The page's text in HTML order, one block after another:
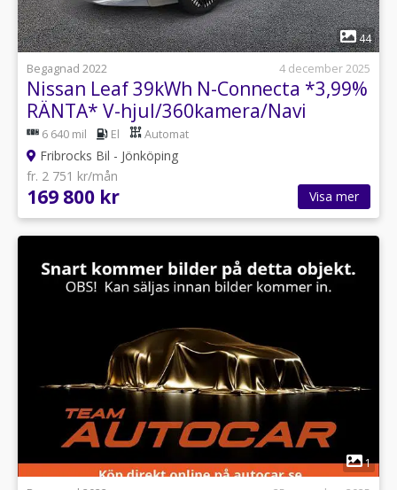
1
44
Begagnad 2022
4 december 2025
Nissan Leaf 39kWh N-Connecta *3,99%
RÄNTA* V-hjul/360kamera/Navi
6 640 mil El Automat
Fribrocks Bil - Jönköping
fr. 2 751 kr/mån
169 800 kr Visa mer
1